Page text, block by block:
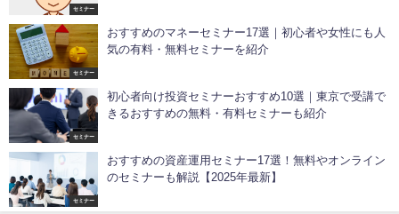
セミナー
セミナー
おすすめの​マネーセミナー17選​｜初心者や女性にも人
気の有料・無料セミナーを紹介
セミナー
初心者向け投資セミナーおすすめ10選｜東京で受講で
きるおすすめの無料・有料セミナーも紹介
セミナー
おすすめの資産運用セミナー17選！無料やオンライン
のセミナーも解説【2025年最新】